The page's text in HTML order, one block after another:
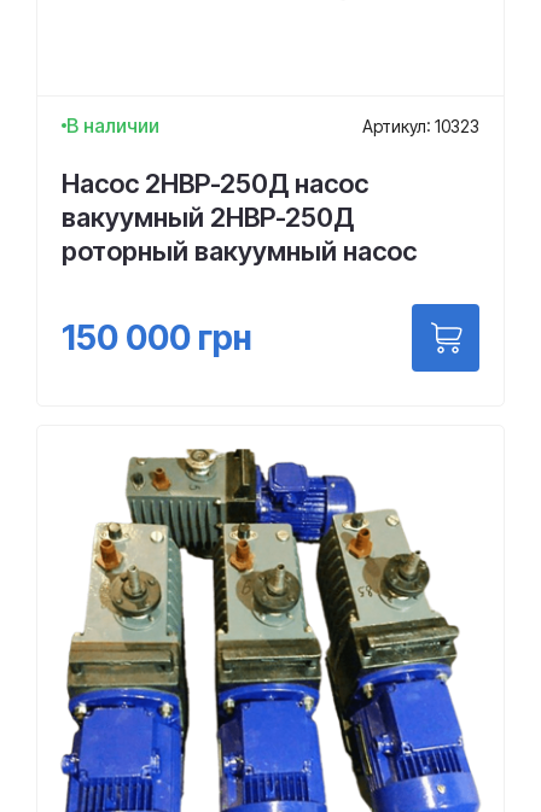
В наличии Артикул: 10323
Насос 2НВР-250Д насос
вакуумный 2НВР-250Д
роторный вакуумный насос
150 000 грн